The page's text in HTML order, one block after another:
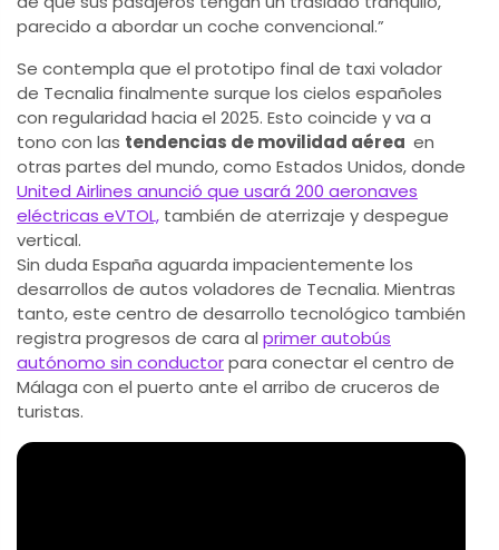
parecido a abordar un coche convencional.”
Se contempla que el prototipo final de taxi volador
de Tecnalia finalmente surque los cielos españoles
con regularidad hacia el 2025. Esto coincide y va a
tono con las tendencias de movilidad aérea en
otras partes del mundo, como Estados Unidos, donde
United Airlines anunció que usará 200 aeronaves
eléctricas eVTOL, también de aterrizaje y despegue
vertical.
Sin duda España aguarda impacientemente los
desarrollos de autos voladores de Tecnalia. Mientras
tanto, este centro de desarrollo tecnológico también
registra progresos de cara al primer autobús
autónomo sin conductorpara conectar el centro de
Málaga con el puerto ante el arribo de cruceros de
turistas.